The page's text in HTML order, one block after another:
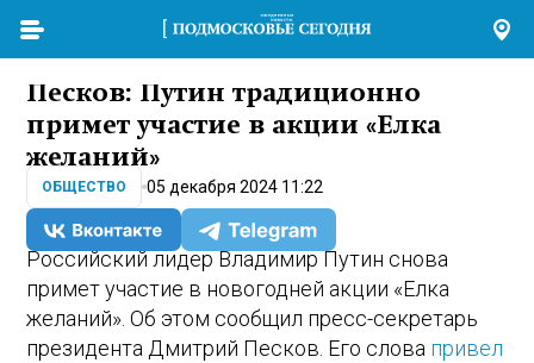
Песков: Путин традиционно
примет участие в акции «Елка
желаний»
ОБЩЕСТВО 05 декабря 2024 11:22
Российский лидер Владимир Путин снова
примет участие в новогодней акции «Елка
желаний». Об этом сообщил пресс-секретарь
президента Дмитрий Песков. Его слова привел